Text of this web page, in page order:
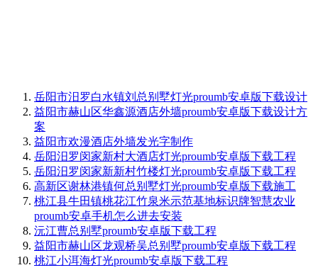
岳阳市汨罗白水镇刘总别墅灯光proumb安卓版下载设计
益阳市赫山区华鑫源酒店外墙proumb安卓版下载设计方
案
益阳市欢漫酒店外墙发光字制作
岳阳汨罗闵家新村大酒店灯光proumb安卓版下载工程
岳阳汨罗闵家新新村竹楼灯光proumb安卓版下载工程
高新区谢林港镇何总别墅灯光proumb安卓版下载施工
桃江县牛田镇桃花江竹泉米示范基地标识牌智慧农业
proumb安卓手机怎么进去安装
沅江曹总别墅proumb安卓版下载工程
益阳市赫山区龙观桥吴总别墅proumb安卓版下载工程
桃江小洱海灯光proumb安卓版下载工程